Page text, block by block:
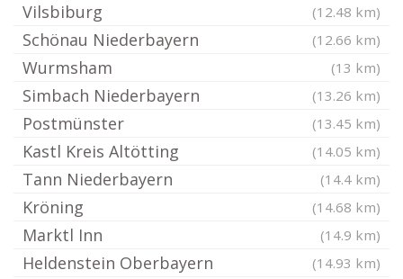
Vilsbiburg (12.48 km)
Schönau Niederbayern (12.66 km)
Wurmsham (13 km)
Simbach Niederbayern (13.26 km)
Postmünster (13.45 km)
Kastl Kreis Altötting (14.05 km)
Tann Niederbayern (14.4 km)
Kröning (14.68 km)
Marktl Inn (14.9 km)
Heldenstein Oberbayern (14.93 km)